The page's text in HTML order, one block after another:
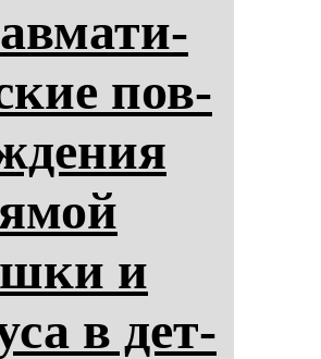
пов­
и
в дет­